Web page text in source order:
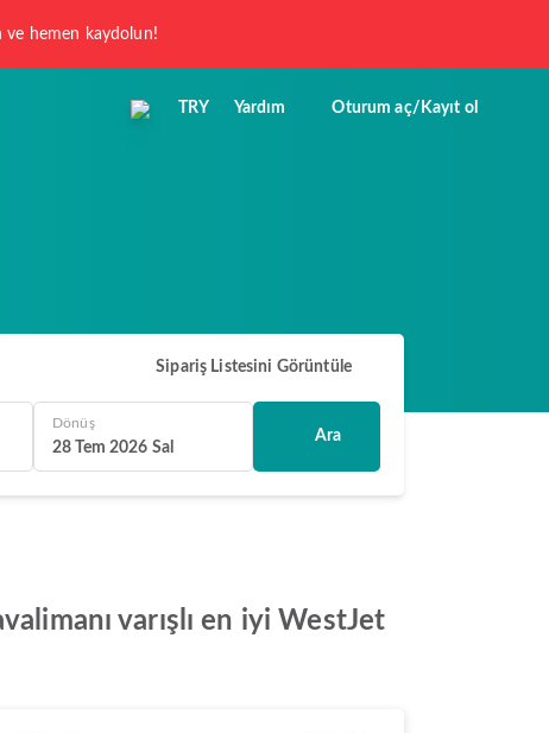
ve hemen kaydolun!
TRY Yardım Oturum aç/Kayıt ol
Sipariş Listesini Görüntüle
Dönüş
28 Tem 2026 Sal
Ara
varışlı en iyi WestJet